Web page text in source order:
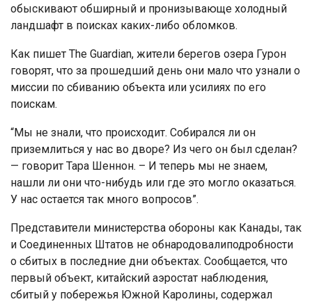
обыскивают обширный и пронизывающе холодный
ландшафт в поисках каких-либо обломков.
Как пишет The Guardian, жители берегов озера Гурон
говорят, что за прошедший день они мало что узнали о
миссии по сбиванию объекта или усилиях по его
поискам.
“Мы не знали, что происходит. Собирался ли он
приземлиться у нас во дворе? Из чего он был сделан?
— говорит Тара Шеннон. – И теперь мы не знаем,
нашли ли они что-нибудь или где это могло оказаться.
У нас остается так много вопросов”.
Представители министерства обороны как Канады, так
и Соединенных Штатов не обнародовалиподробности
о сбитых в последние дни объектах. Сообщается, что
первый объект, китайский аэростат наблюдения,
сбитый у побережья Южной Каролины, содержал